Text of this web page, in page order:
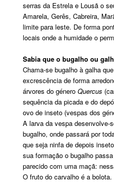
serras da Estrela e Lousã o
Amarela, Gerês, Cabreira,
limite para leste. De forma
locais onde a humidade o
Sabia que o bugalho ou
Chama-se bugalho à galha
excrescência de forma
árvores do género Quercus
sequência da picada e do
ovo de inseto (vespas dos
A larva da vespa desenvolve-
bugalho, onde passará por
que seja ninfa de depois
sua formação o bugalho
parecido com uma maçã:
O fruto do carvalho é a bolota.